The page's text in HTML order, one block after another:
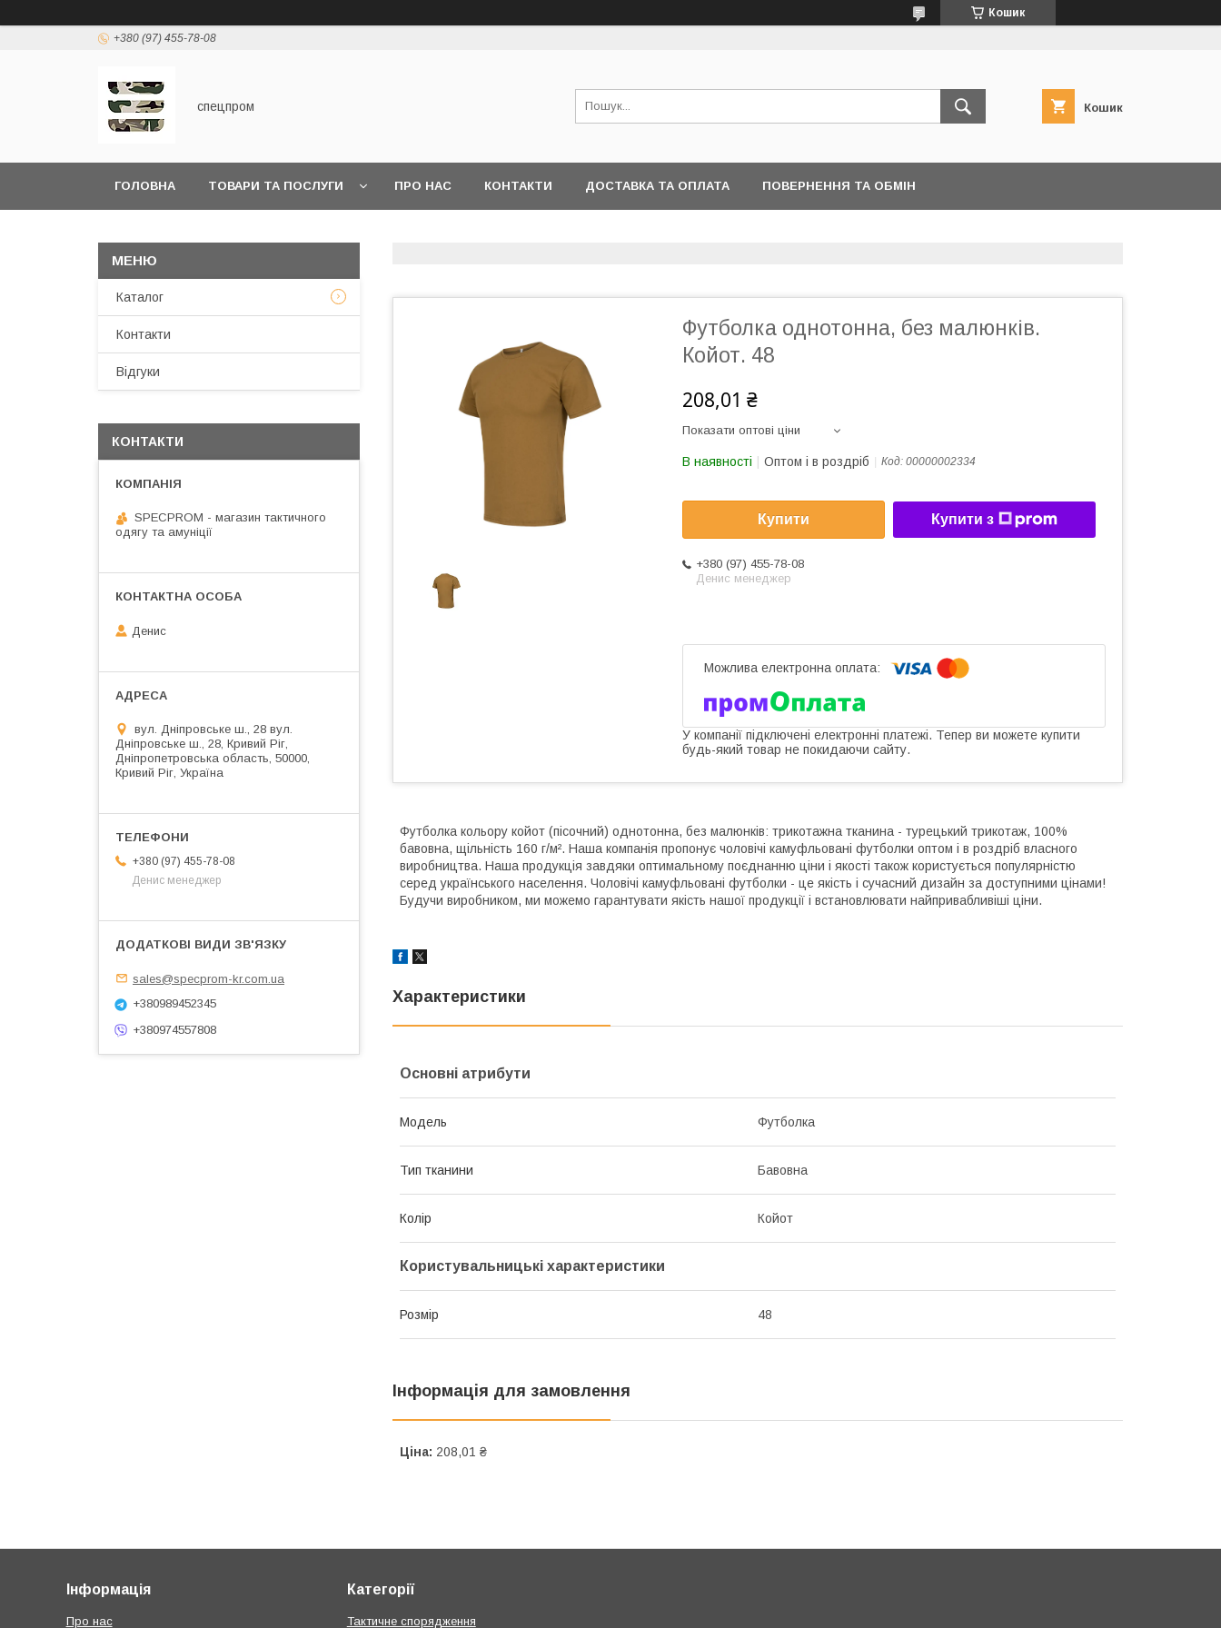
Кошик
+380 (97) 455-78-08
спецпром Кошик
ГОЛОВНА ТОВАРИ ТА ПОСЛУГИ ПРО НАС КОНТАКТИ ДОСТАВКА ТА ОПЛАТА ПОВЕРНЕННЯ ТА ОБМІН
Футболка однотонна, без малюнків.
Койот. 48
208,01 ₴
Показати оптові ціни
В наявності Оптом і в роздріб Код: 00000002334
Купити Купити з
+380 (97) 455-78-08
Денис менеджер
У компанії підключені електронні платежі. Тепер ви можете купити
будь-який товар не покидаючи сайту.
Футболка кольору койот (пісочний) однотонна, без малюнків: трикотажна тканина - турецький трикотаж, 100%
бавовна, щільність 160 г/м². Наша компанія пропонує чоловічі камуфльовані футболки оптом і в роздріб власного
виробництва. Наша продукція завдяки оптимальному поєднанню ціни і якості також користується популярністю
серед українського населення. Чоловічі камуфльовані футболки - це якість і сучасний дизайн за доступними цінами!
Будучи виробником, ми можемо гарантувати якість нашої продукції і встановлювати найпривабливіші ціни.
Характеристики
Основні атрибути
Модель Футболка
Тип тканини Бавовна
Колір Койот
Користувальницькі характеристики
Розмір 48
Інформація для замовлення
Ціна: 208,01 ₴
Каталог
Контакти
Відгуки
КОНТАКТИ
SPECPROM - магазин тактичного
одягу та амуніції
Денис
вул. Дніпровське ш., 28 вул.
Дніпровське ш., 28, Кривий Ріг,
Дніпропетровська область, 50000,
Кривий Ріг, Україна
+380 (97) 455-78-08
Денис менеджер
sales@specprom-kr.com.ua
+380989452345
+380974557808
Інформація
Про нас
Категорії
Тактичне спорядження